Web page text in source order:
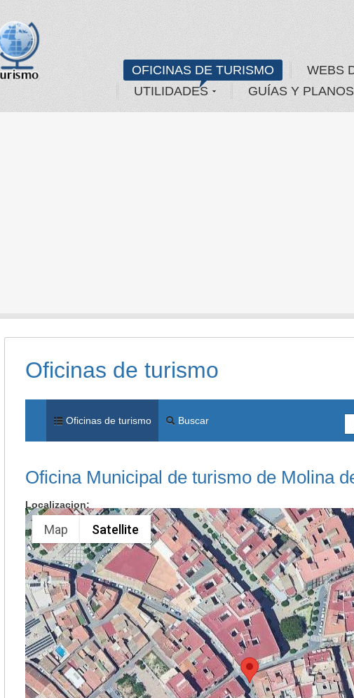
OFICINAS DE TURISMO WEBS
UTILIDADES
GUÍAS Y PLANOS
Oficinas de turismo
Oficinas de turismo Buscar
Oficina Municipal de turismo de Molina
Localizacion:
Map Satellite